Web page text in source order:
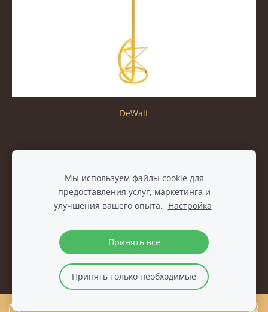
DeWalt
Мы используем файлы cookie для
предоставления услуг, маркетинга и
улучшения вашего опыта. Настройка
Принять все
Принять только необходимые